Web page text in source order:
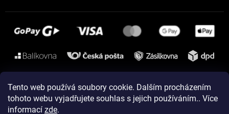
Tento web používá soubory cookie. Dalším procházením
tohoto webu vyjadřujete souhlas s jejich používáním.. Více
informací zde.
Instagram